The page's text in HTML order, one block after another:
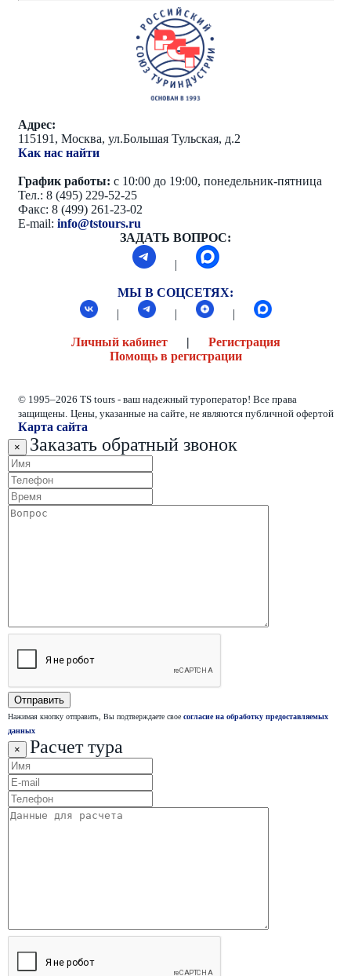
Адрес:
115191, Москва, ул.Большая Тульская, д.2
Как нас найти
График работы: с 10:00 до 19:00, понедельник-пятница
Тел.: 8 (495) 229-52-25
Факс: 8 (499) 261-23-02
E-mail: info@tstours.ru
ЗАДАТЬ ВОПРОС:
|
МЫ В СОЦСЕТЯХ:
|
| |
Личный кабинет| Регистрация
Помощь в регистрации
© 1995–2026 TS tours - ваш надежный туроператор! Все права
защищены. Цены, указанные на сайте, не являются публичной офертой
Карта сайта
× Заказать обратный звонок
Нажимая кнопку отправить, Вы подтверждаете свое согласие на обработку предоставляемых
данных
× Расчет тура